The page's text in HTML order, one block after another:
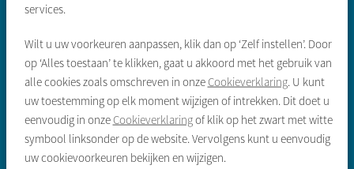
services.
Wilt u uw voorkeuren aanpassen, klik dan op ‘Zelf instellen’. Door
op ‘Alles toestaan’ te klikken, gaat u akkoord met het gebruik van
alle cookies zoals omschreven in onze Cookieverklaring. U kunt
uw toestemming op elk moment wijzigen of intrekken. Dit doet u
eenvoudig in onze Cookieverklaringof klik op het zwart met witte
symbool linksonder op de website. Vervolgens kunt u eenvoudig
uw cookievoorkeuren bekijken en wijzigen.
Zoeken & aanbod
Sociale huurwoning
Vrije sector huurwoning
Koopwoningen
Gegevens inleveren sociale huur